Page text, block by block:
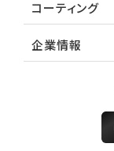
コーティング
企業情報